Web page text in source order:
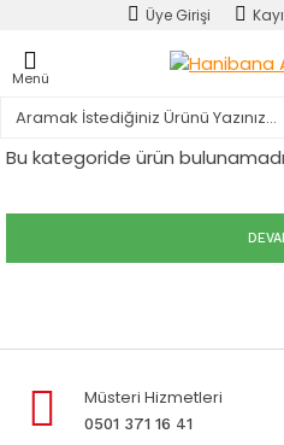
Üye Girişi
Menü
Bu kategoride ürün
Müsteri Hizmetleri
0501 371 16 41